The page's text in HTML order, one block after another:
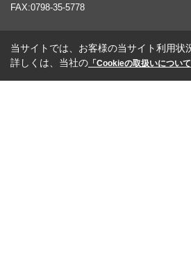
FAX:0798-35-5778
当サイトでは、お客様の当サイト利用
詳しくは、当社の 「Cookieの取扱いについて